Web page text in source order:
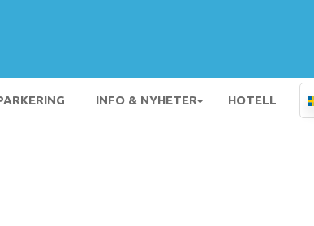
INFO & NYHETER HOTELL